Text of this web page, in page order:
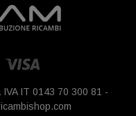
IT 0143 70 300 81 -